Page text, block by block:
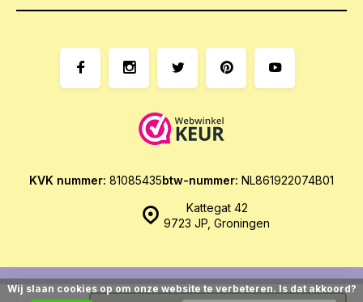
Kattegat 42
9723 JP, Groningen
KVK nummer: 81085435btw-nummer: NL861922074B01
© Het Zoethoudertje- Theme made by Webdinge.nl Sitemap
Wij slaan cookies op om onze website te verbeteren. Is dat akkoord?